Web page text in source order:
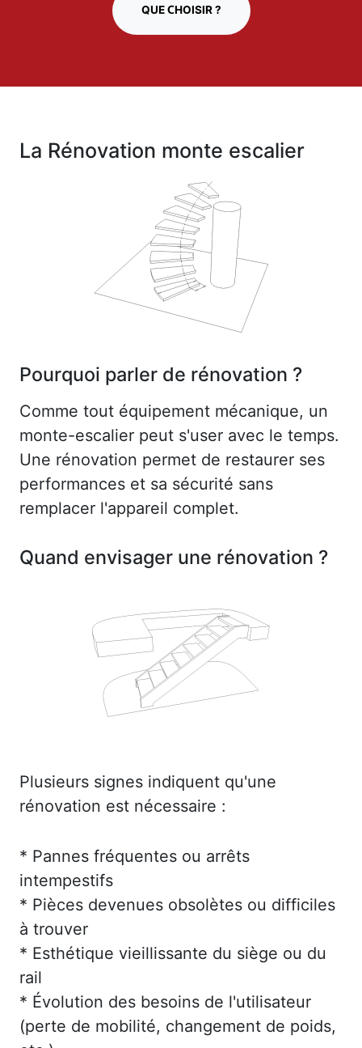
QUE CHOISIR ?
La Rénovation monte escalier
Pourquoi parler de rénovation ?
Comme tout équipement mécanique, un
monte-escalier peut s'user avec le temps.
Une rénovation permet de restaurer ses
performances et sa sécurité sans
remplacer l'appareil complet.
Quand envisager une rénovation ?
Plusieurs signes indiquent qu'une
rénovation est nécessaire :
* Pannes fréquentes ou arrêts
intempestifs
* Pièces devenues obsolètes ou difficiles
à trouver
* Esthétique vieillissante du siège ou du
rail
* Évolution des besoins de l'utilisateur
(perte de mobilité, changement de poids,